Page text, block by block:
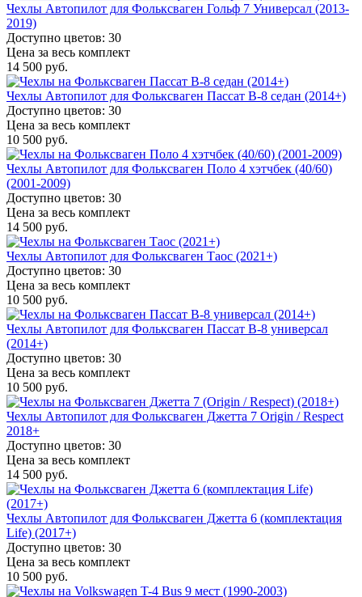
Чехлы Автопилот для Фольксваген Гольф 7 Универсал (2013-
2019)
Доступно цветов: 30
Цена за весь комплект
14 500 руб.
Чехлы Автопилот для Фольксваген Пассат B-8 седан (2014+)
Доступно цветов: 30
Цена за весь комплект
10 500 руб.
Чехлы Автопилот для Фольксваген Поло 4 хэтчбек (40/60)
(2001-2009)
Доступно цветов: 30
Цена за весь комплект
14 500 руб.
Чехлы Автопилот для Фольксваген Таос (2021+)
Доступно цветов: 30
Цена за весь комплект
10 500 руб.
Чехлы Автопилот для Фольксваген Пассат B-8 универсал
(2014+)
Доступно цветов: 30
Цена за весь комплект
10 500 руб.
Чехлы Автопилот для Фольксваген Джетта 7 Origin / Respect
2018+
Доступно цветов: 30
Цена за весь комплект
14 500 руб.
Чехлы Автопилот для Фольксваген Джетта 6 (комплектация
Life) (2017+)
Доступно цветов: 30
Цена за весь комплект
10 500 руб.